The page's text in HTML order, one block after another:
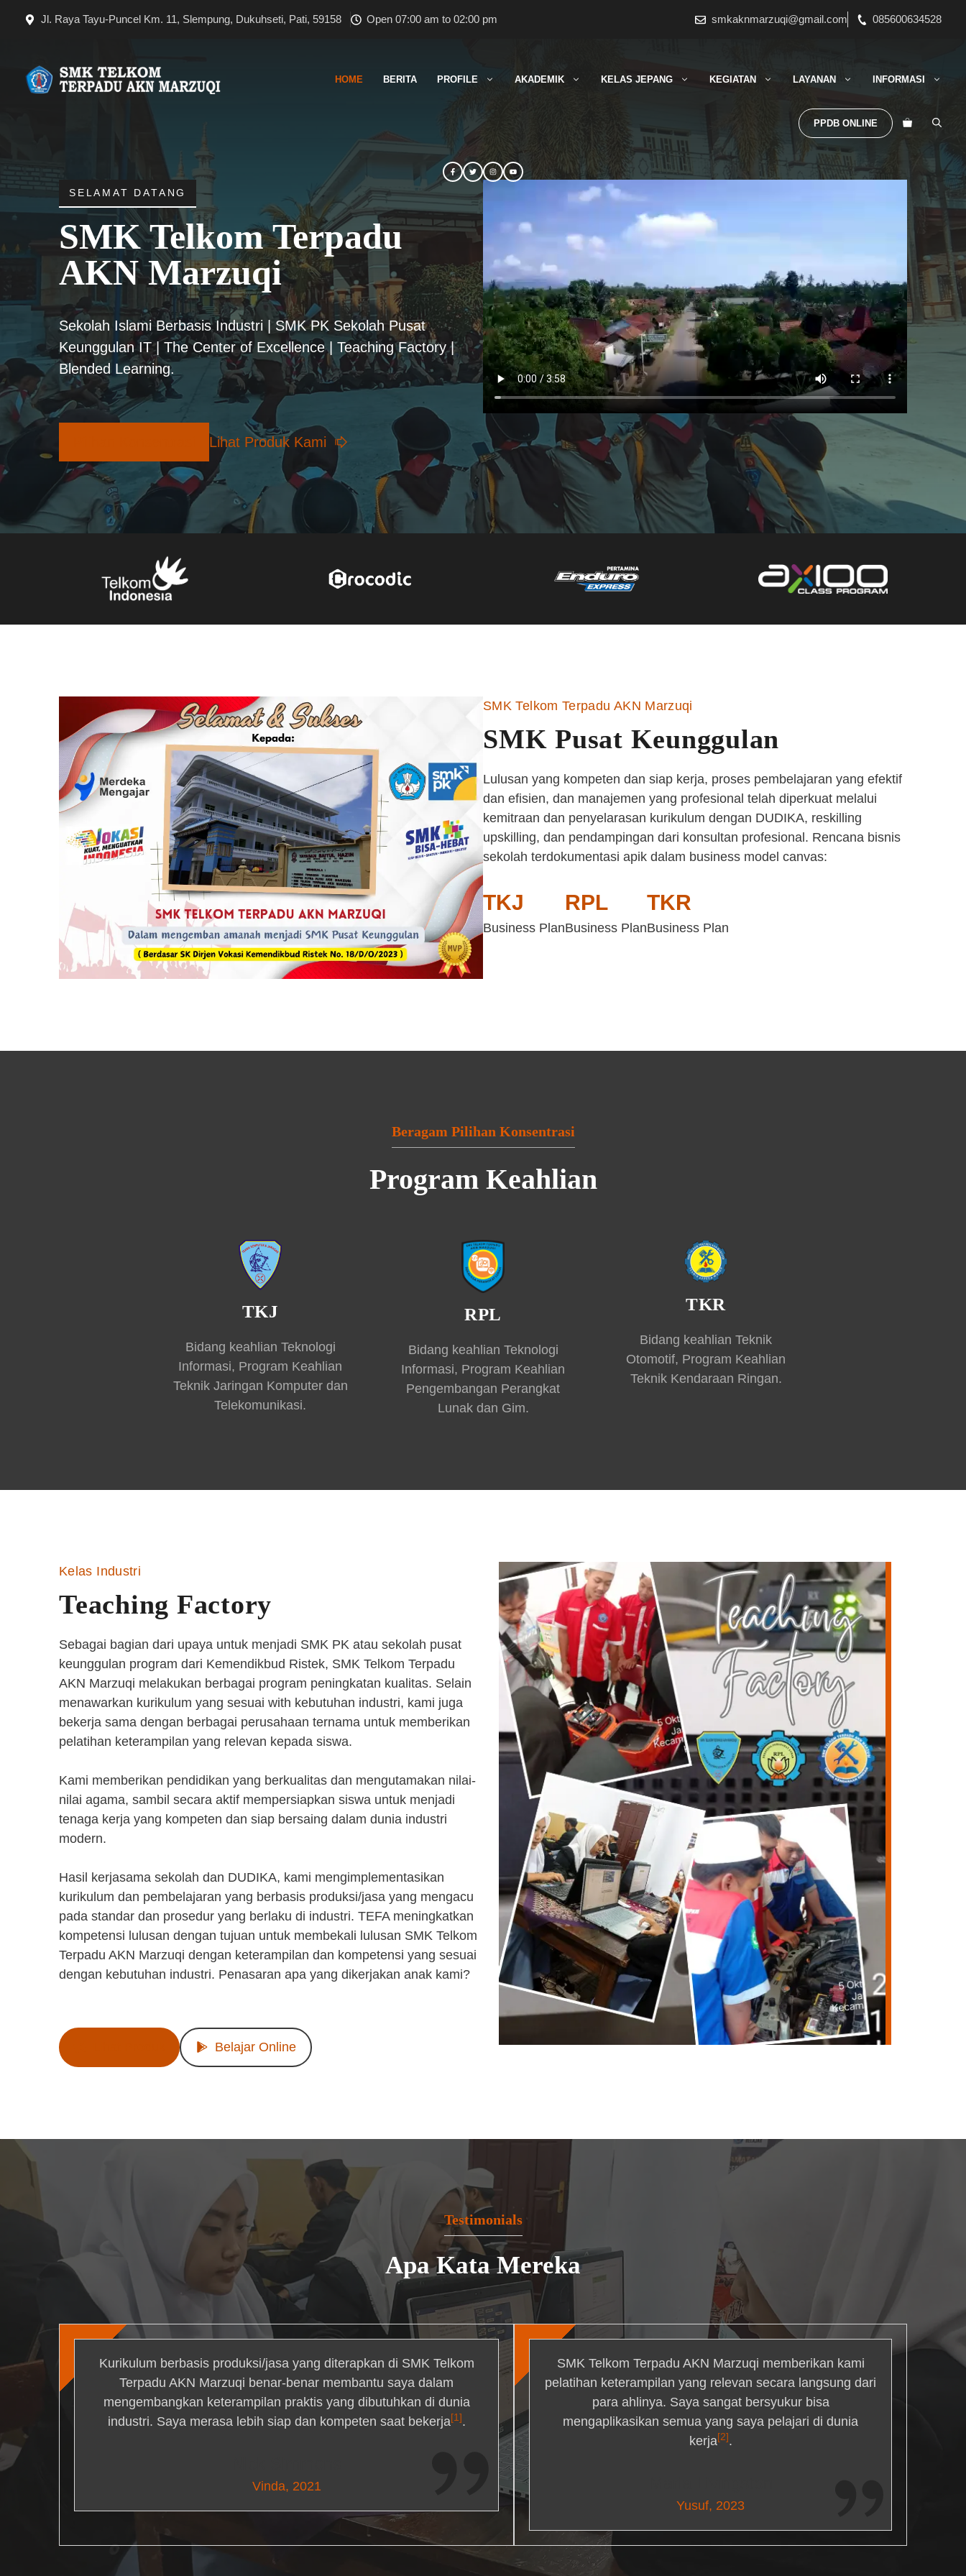
Jl. Raya Tayu-Puncel Km. 11, Slempung, Dukuhseti, Pati, 59158 Open 07:00 am to 02:00 pm smkaknmarzuqi@gmail.com 085600634528
HOME BERITA PROFILE AKADEMIK KELAS JEPANG KEGIATAN LAYANAN INFORMASI
PPDB ONLINE
SELAMAT DATANG
SMK Telkom Terpadu
AKN Marzuqi
Sekolah Islami Berbasis Industri | SMK PK Sekolah Pusat
Keunggulan IT | The Center of Excellence | Teaching Factory |
Blended Learning.
Lihat Produk Kami
SMK Telkom Terpadu AKN Marzuqi
SMK Pusat Keunggulan
Lulusan yang kompeten dan siap kerja, proses pembelajaran yang efektif
dan efisien, dan manajemen yang profesional telah diperkuat melalui
kemitraan dan penyelarasan kurikulum dengan DUDIKA, reskilling
upskilling, dan pendampingan dari konsultan profesional. Rencana bisnis
sekolah terdokumentasi apik dalam business model canvas:
TKJ
Business Plan
RPL
Business Plan
TKR
Business Plan
Beragam Pilihan Konsentrasi
Program Keahlian
TKJ
Bidang keahlian Teknologi
Informasi, Program Keahlian
Teknik Jaringan Komputer dan
Telekomunikasi.
RPL
Bidang keahlian Teknologi
Informasi, Program Keahlian
Pengembangan Perangkat
Lunak dan Gim.
TKR
Bidang keahlian Teknik
Otomotif, Program Keahlian
Teknik Kendaraan Ringan.
Kelas Industri
Teaching Factory
Sebagai bagian dari upaya untuk menjadi SMK PK atau sekolah pusat
keunggulan program dari Kemendikbud Ristek, SMK Telkom Terpadu
AKN Marzuqi melakukan berbagai program peningkatan kualitas. Selain
menawarkan kurikulum yang sesuai with kebutuhan industri, kami juga
bekerja sama dengan berbagai perusahaan ternama untuk memberikan
pelatihan keterampilan yang relevan kepada siswa.
Kami memberikan pendidikan yang berkualitas dan mengutamakan nilai-
nilai agama, sambil secara aktif mempersiapkan siswa untuk menjadi
tenaga kerja yang kompeten dan siap bersaing dalam dunia industri
modern.
Hasil kerjasama sekolah dan DUDIKA, kami mengimplementasikan
kurikulum dan pembelajaran yang berbasis produksi/jasa yang mengacu
pada standar dan prosedur yang berlaku di industri. TEFA meningkatkan
kompetensi lulusan dengan tujuan untuk membekali lulusan SMK Telkom
Terpadu AKN Marzuqi dengan keterampilan dan kompetensi yang sesuai
dengan kebutuhan industri. Penasaran apa yang dikerjakan anak kami?
Belajar Online
Testimonials
Apa Kata Mereka
Kurikulum berbasis produksi/jasa yang diterapkan di SMK Telkom
Terpadu AKN Marzuqi benar-benar membantu saya dalam
mengembangkan keterampilan praktis yang dibutuhkan di dunia
industri. Saya merasa lebih siap dan kompeten saat bekerja[1].
Vinda, 2021
SMK Telkom Terpadu AKN Marzuqi memberikan kami
pelatihan keterampilan yang relevan secara langsung dari
para ahlinya. Saya sangat bersyukur bisa
mengaplikasikan semua yang saya pelajari di dunia
kerja[2].
Yusuf, 2023